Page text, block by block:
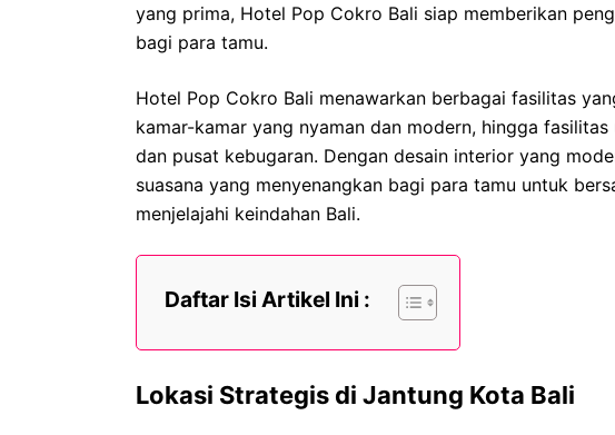
yang prima, Hotel Pop Cokro Bali siap memberikan
bagi para tamu.
Hotel Pop Cokro Bali menawarkan berbagai fasilitas
kamar-kamar yang nyaman dan modern, hingga
dan pusat kebugaran. Dengan desain interior yang
suasana yang menyenangkan bagi para tamu untuk
menjelajahi keindahan Bali.
Daftar Isi Artikel Ini :
Lokasi Strategis di Jantung Kota Bali